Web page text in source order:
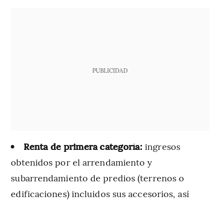
PUBLICIDAD
Renta de primera categoría:ingresos
obtenidos por el arrendamiento y
subarrendamiento de predios (terrenos o
edificaciones) incluidos sus accesorios, así